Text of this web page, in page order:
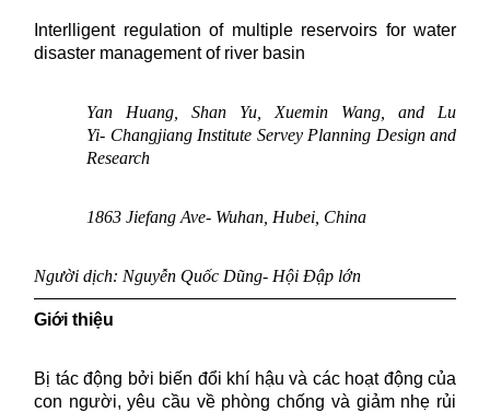
Interlligent regulation of multiple reservoirs for water
disaster management of river basin
Yan Huang, Shan Yu, Xuemin Wang, and Lu
Yi- Changjiang Institute Servey Planning Design and
Research
1863 Jiefang Ave- Wuhan, Hubei, China
Người dịch: Nguyễn Quốc Dũng- Hội Đập lớn
Giới thiệu
Bị tác động bởi biến đổi khí hậu và các hoạt động của
con người, yêu cầu về phòng chống và giảm nhẹ rủi